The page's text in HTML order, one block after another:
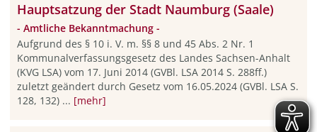
Hauptsatzung der Stadt Naumburg (Saale)
- Amtliche Bekanntmachung -
Aufgrund des § 10 i. V. m. §§ 8 und 45 Abs. 2 Nr. 1
Kommunalverfassungsgesetz des Landes Sachsen-Anhalt
(KVG LSA) vom 17. Juni 2014 (GVBl. LSA 2014 S. 288ff.)
zuletzt geändert durch Gesetz vom 16.05.2024 (GVBl. LSA S.
128, 132) ... [mehr]